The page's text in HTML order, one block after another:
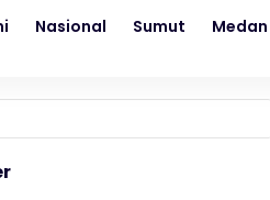
Nasional Sumut Medan